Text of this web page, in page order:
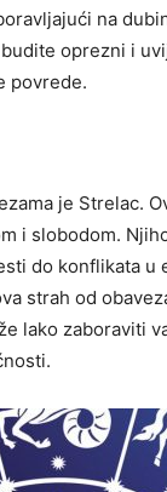
na
oprezni i
povrede.
je Strelac.
i slobodom.
do konflikata u
strah od
lako zaboraviti